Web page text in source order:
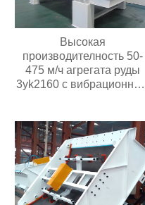
Высокая
производителность 50-
475 м/ч агрегата руды
3yk2160 с вибрационным
двигателя 30 кВт с 3
палубами